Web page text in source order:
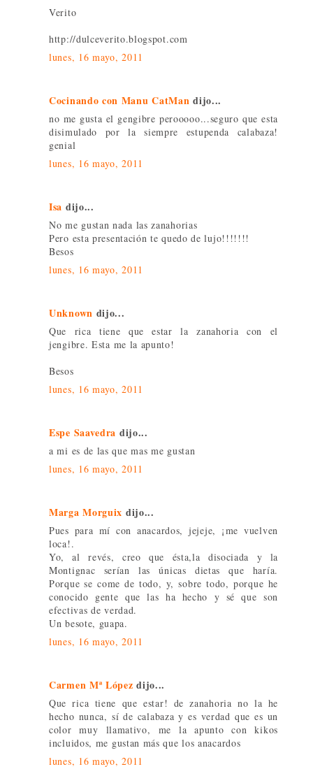
Verito
http://dulceverito.blogspot.com
lunes, 16 mayo, 2011
Cocinando con Manu CatMan dijo...
no me gusta el gengibre perooooo...seguro que esta
disimulado por la siempre estupenda calabaza!
genial
lunes, 16 mayo, 2011
Isa dijo...
No me gustan nada las zanahorias
Pero esta presentación te quedo de lujo!!!!!!!
Besos
lunes, 16 mayo, 2011
Unknown dijo...
Que rica tiene que estar la zanahoria con el
jengibre. Esta me la apunto!
Besos
lunes, 16 mayo, 2011
Espe Saavedra dijo...
a mi es de las que mas me gustan
lunes, 16 mayo, 2011
Marga Morguix dijo...
Pues para mí con anacardos, jejeje, ¡me vuelven
loca!.
Yo, al revés, creo que ésta,la disociada y la
Montignac serían las únicas dietas que haría.
Porque se come de todo, y, sobre todo, porque he
conocido gente que las ha hecho y sé que son
efectivas de verdad.
Un besote, guapa.
lunes, 16 mayo, 2011
Carmen Mª López dijo...
Que rica tiene que estar! de zanahoria no la he
hecho nunca, sí de calabaza y es verdad que es un
color muy llamativo, me la apunto con kikos
incluidos, me gustan más que los anacardos
lunes, 16 mayo, 2011